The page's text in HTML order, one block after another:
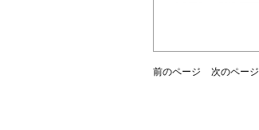
前のページ 次のページ